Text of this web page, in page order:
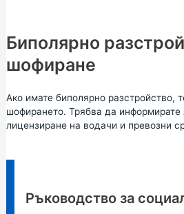
Биполярно
шофиране
Ако имате биполярно разстройство,
шофирането. Трябва да информирате
лицензиранена водачи и превозни
Ръководство за